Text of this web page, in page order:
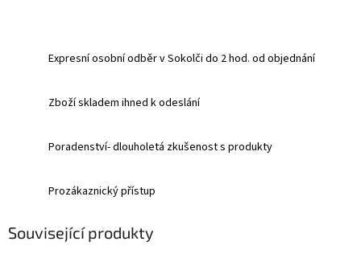
Expresní osobní odběr v Sokolči do 2 hod. od objednání
Zboží skladem ihned k odeslání
Poradenství- dlouholetá zkušenost s produkty
Prozákaznický přístup
Související produkty